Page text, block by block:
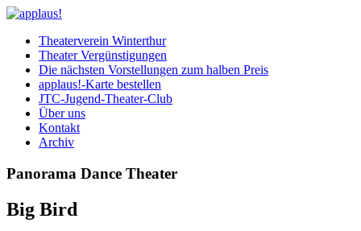
Theaterverein Winterthur
Theater Vergünstigungen
Die nächsten Vorstellungen zum halben Preis
applaus!-Karte bestellen
JTC-Jugend-Theater-Club
Über uns
Kontakt
Archiv
Panorama Dance Theater
Big Bird